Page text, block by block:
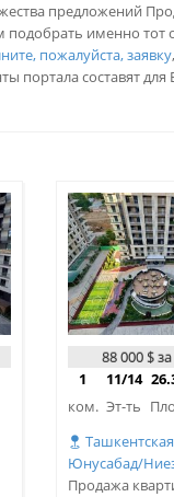
предложений
именно тот
пожалуйста, заявку
портала составят
88 000 $
1
ком.
11/14
Эт-ть
Юнусабад/
Продажа